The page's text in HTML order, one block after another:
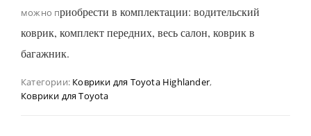
можно приобрести в комплектации: водительский
коврик, комплект передних, весь салон, коврик в
багажник.
Категории: Коврики для Toyota Highlander,
Коврики для Toyota